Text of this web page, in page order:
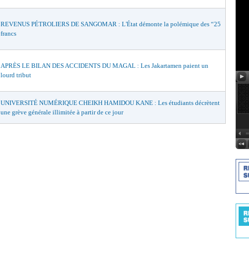
REVENUS PÉTROLIERS DE SANGOMAR : L'État démonte la polémique des “25
francs
APRÈS LE BILAN DES ACCIDENTS DU MAGAL : Les Jakartamen paient un
lourd tribut
UNIVERSITÉ NUMÉRIQUE CHEIKH HAMIDOU KANE : Les étudiants décrètent
une grève générale illimitée à partir de ce jour